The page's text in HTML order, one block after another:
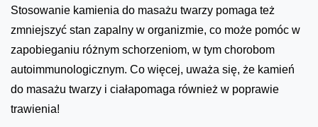
Stosowanie kamienia do masażu twarzy pomaga też
zmniejszyć stan zapalny w organizmie, co może pomóc w
zapobieganiu różnym schorzeniom, w tym chorobom
autoimmunologicznym. Co więcej, uważa się, że kamień
do masażu twarzy i ciałapomaga również w poprawie
trawienia!